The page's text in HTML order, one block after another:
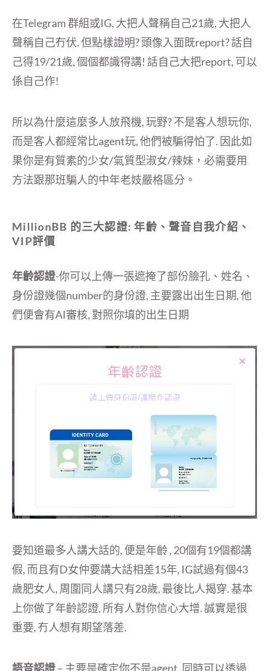
在Telegram 群組或IG, 大把人聲稱自己21歲, 大把人
聲稱自己冇伏. 但點樣證明? 頭像入面既report? 話自
己得19/21歲, 個個都識得講! 話自己大把report, 可以
係自己作!
所以為什麼這麼多人放飛機, 玩野? 不是客人想玩你,
而是客人都經常比agent玩, 他們被騙得怕了. 因此如
果你是有質素的少女/氣質型淑女/辣妹，必需要用
方法跟那班騙人的中年老妓嚴格區分。
MillionBB 的三大認證: 年齡、聲音自我介紹、
VIP評價
年齡認證-你可以上傳一張遮掩了部份臉孔、姓名、
身份證幾個number的身份證, 主要露出出生日期, 他
們便會有AI審核, 對照你填的出生日期
要知道最多人講大話的, 便是年齡 , 20個有19個都講
假, 而且有D女仲要講大話相差15年, IG試過有個43
歲肥女人, 周圍同人講只有28歲, 最後比人揭穿. 基本
上你做了年齡認證, 所有人對你信心大增. 誠實是很
重要, 冇人想有期望落差.
語音認證– 主要是確定你不是agent, 同時可以透過